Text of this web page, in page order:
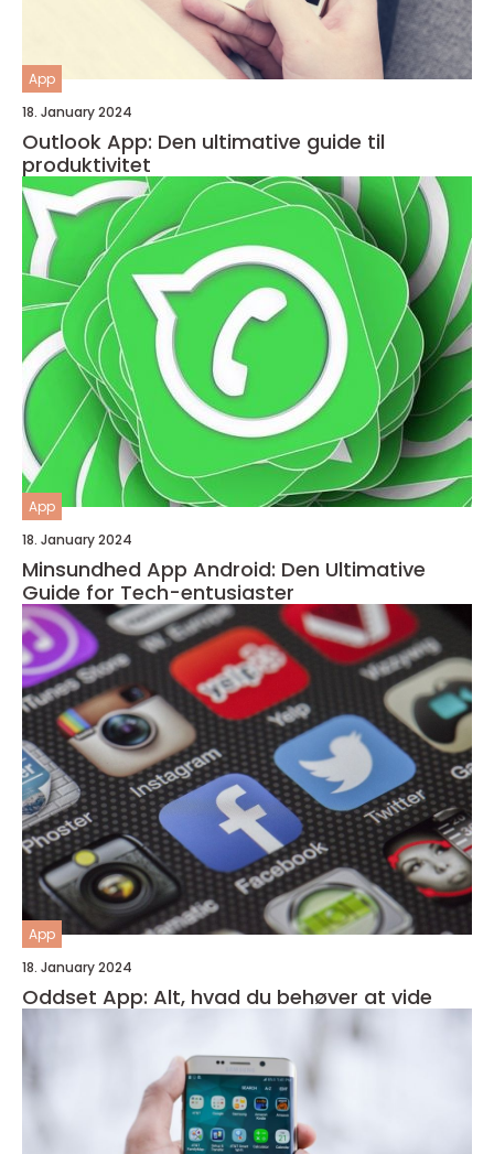
App
18. January 2024
Outlook App: Den ultimative guide til
produktivitet
App
18. January 2024
Minsundhed App Android: Den Ultimative
Guide for Tech-entusiaster
App
18. January 2024
Oddset App: Alt, hvad du behøver at vide